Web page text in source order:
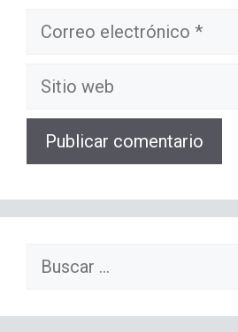
Correo
Sitio
Buscar: